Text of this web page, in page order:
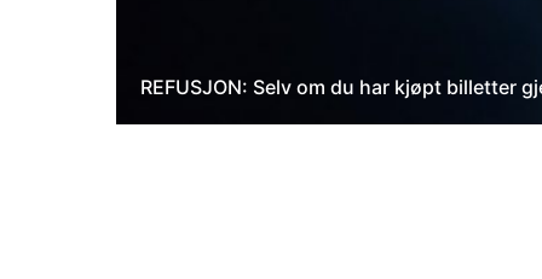
REFUSJON: Selv om du har kjøpt billetter